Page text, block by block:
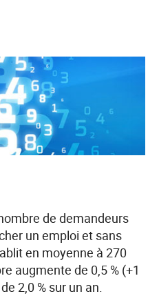
de demandeurs
un emploi et sans
en moyenne à 270
augmente de 0,5 % (+1
2,0 % sur un an.